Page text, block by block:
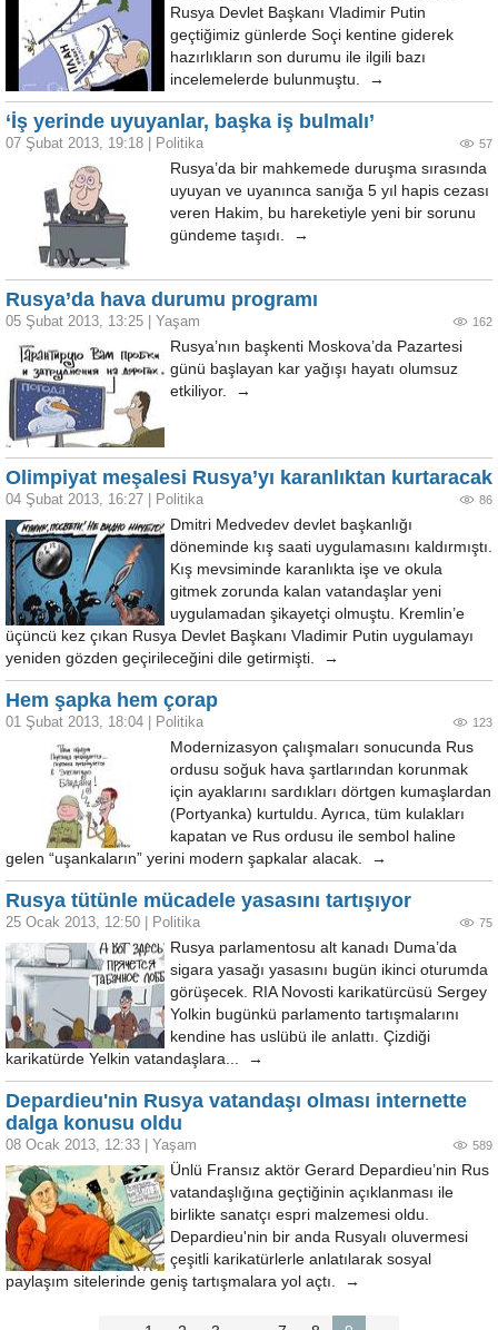
Rusya Devlet Başkanı Vladimir Putin
geçtiğimiz günlerde Soçi kentine giderek
hazırlıkların son durumu ile ilgili bazı
incelemelerde bulunmuştu. →
‘İş yerinde uyuyanlar, başka iş bulmalı’
07 Şubat 2013, 19:18 Politika 57
Rusya’da bir mahkemede duruşma sırasında
uyuyan ve uyanınca sanığa 5 yıl hapis cezası
veren Hakim, bu hareketiyle yeni bir sorunu
gündeme taşıdı. →
Rusya’da hava durumu programı
05 Şubat 2013, 13:25 Yaşam 162
Rusya’nın başkenti Moskova’da Pazartesi
günü başlayan kar yağışı hayatı olumsuz
etkiliyor. →
Olimpiyat meşalesi Rusya’yı karanlıktan kurtaracak
04 Şubat 2013, 16:27 Politika 86
Dmitri Medvedev devlet başkanlığı
döneminde kış saati uygulamasını kaldırmıştı.
Kış mevsiminde karanlıkta işe ve okula
gitmek zorunda kalan vatandaşlar yeni
uygulamadan şikayetçi olmuştu. Kremlin’e
üçüncü kez çıkan Rusya Devlet Başkanı Vladimir Putin uygulamayı
yeniden gözden geçirileceğini dile getirmişti. →
Hem şapka hem çorap
01 Şubat 2013, 18:04 Politika 123
Modernizasyon çalışmaları sonucunda Rus
ordusu soğuk hava şartlarından korunmak
için ayaklarını sardıkları dörtgen kumaşlardan
(Portyanka) kurtuldu. Ayrıca, tüm kulakları
kapatan ve Rus ordusu ile sembol haline
gelen “uşankaların” yerini modern şapkalar alacak. →
Rusya tütünle mücadele yasasını tartışıyor
25 Ocak 2013, 12:50 Politika 75
Rusya parlamentosu alt kanadı Duma’da
sigara yasağı yasasını bugün ikinci oturumda
görüşecek. RIA Novosti karikatürcüsü Sergey
Yolkin bugünkü parlamento tartışmalarını
kendine has uslübü ile anlattı. Çizdiği
karikatürde Yelkin vatandaşlara... →
Depardieu'nin Rusya vatandaşı olması internette
dalga konusu oldu
08 Ocak 2013, 12:33 Yaşam 589
Ünlü Fransız aktör Gerard Depardieu’nin Rus
vatandaşlığına geçtiğinin açıklanması ile
birlikte sanatçı espri malzemesi oldu.
Depardieu'nin bir anda Rusyalı oluvermesi
çeşitli karikatürlerle anlatılarak sosyal
paylaşım sitelerinde geniş tartışmalara yol açtı. →